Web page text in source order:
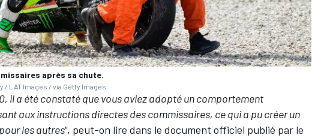
après sa chute.
/ LAT Images / via Getty Images
il a été constaté que vous aviez adopté un comportement
aux instructions directes des commissaires, ce qui a pu créer un
les autres", peut-on lire dans le document officiel publié par le